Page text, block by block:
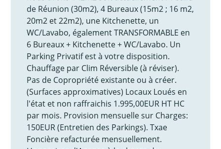
de Réunion (30m2), 4 Bureaux (15m2 ; 16 m2,
20m2 et 22m2), une Kitchenette, un
WC/Lavabo, également TRANSFORMABLE en
6 Bureaux + Kitchenette + WC/Lavabo. Un
Parking Privatif est à votre disposition.
Chauffage par Clim Réversible (à réviser).
Pas de Copropriété existante ou à créer.
(Surfaces approximatives) Locaux Loués en
l'état et non raffraichis 1.995,00EUR HT HC
par mois. Provision mensuelle sur Charges:
150EUR (Entretien des Parkings). Txae
Foncière refacturée mensuellement.